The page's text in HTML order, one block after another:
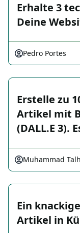
Erhalte 3
Deine
Pedro Portes
Erstelle zu
Artikel mit
(DALL.E 3).
Muhammad
Ein
Artikel in